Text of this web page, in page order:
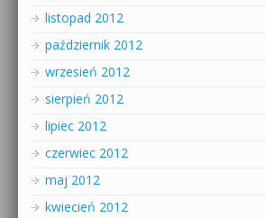
listopad 2012
październik 2012
wrzesień 2012
sierpień 2012
lipiec 2012
czerwiec 2012
maj 2012
kwiecień 2012